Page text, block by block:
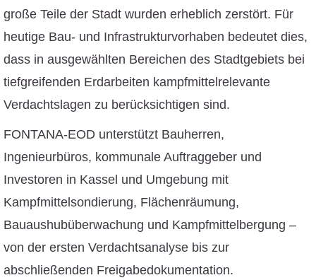
große Teile der Stadt wurden erheblich zerstört. Für
heutige Bau- und Infrastrukturvorhaben bedeutet dies,
dass in ausgewählten Bereichen des Stadtgebiets bei
tiefgreifenden Erdarbeiten kampfmittelrelevante
Verdachtslagen zu berücksichtigen sind.
FONTANA-EOD unterstützt Bauherren,
Ingenieurbüros, kommunale Auftraggeber und
Investoren in Kassel und Umgebung mit
Kampfmittelsondierung, Flächenräumung,
Bauaushubüberwachung und Kampfmittelbergung –
von der ersten Verdachtsanalyse bis zur
abschließenden Freigabedokumentation.